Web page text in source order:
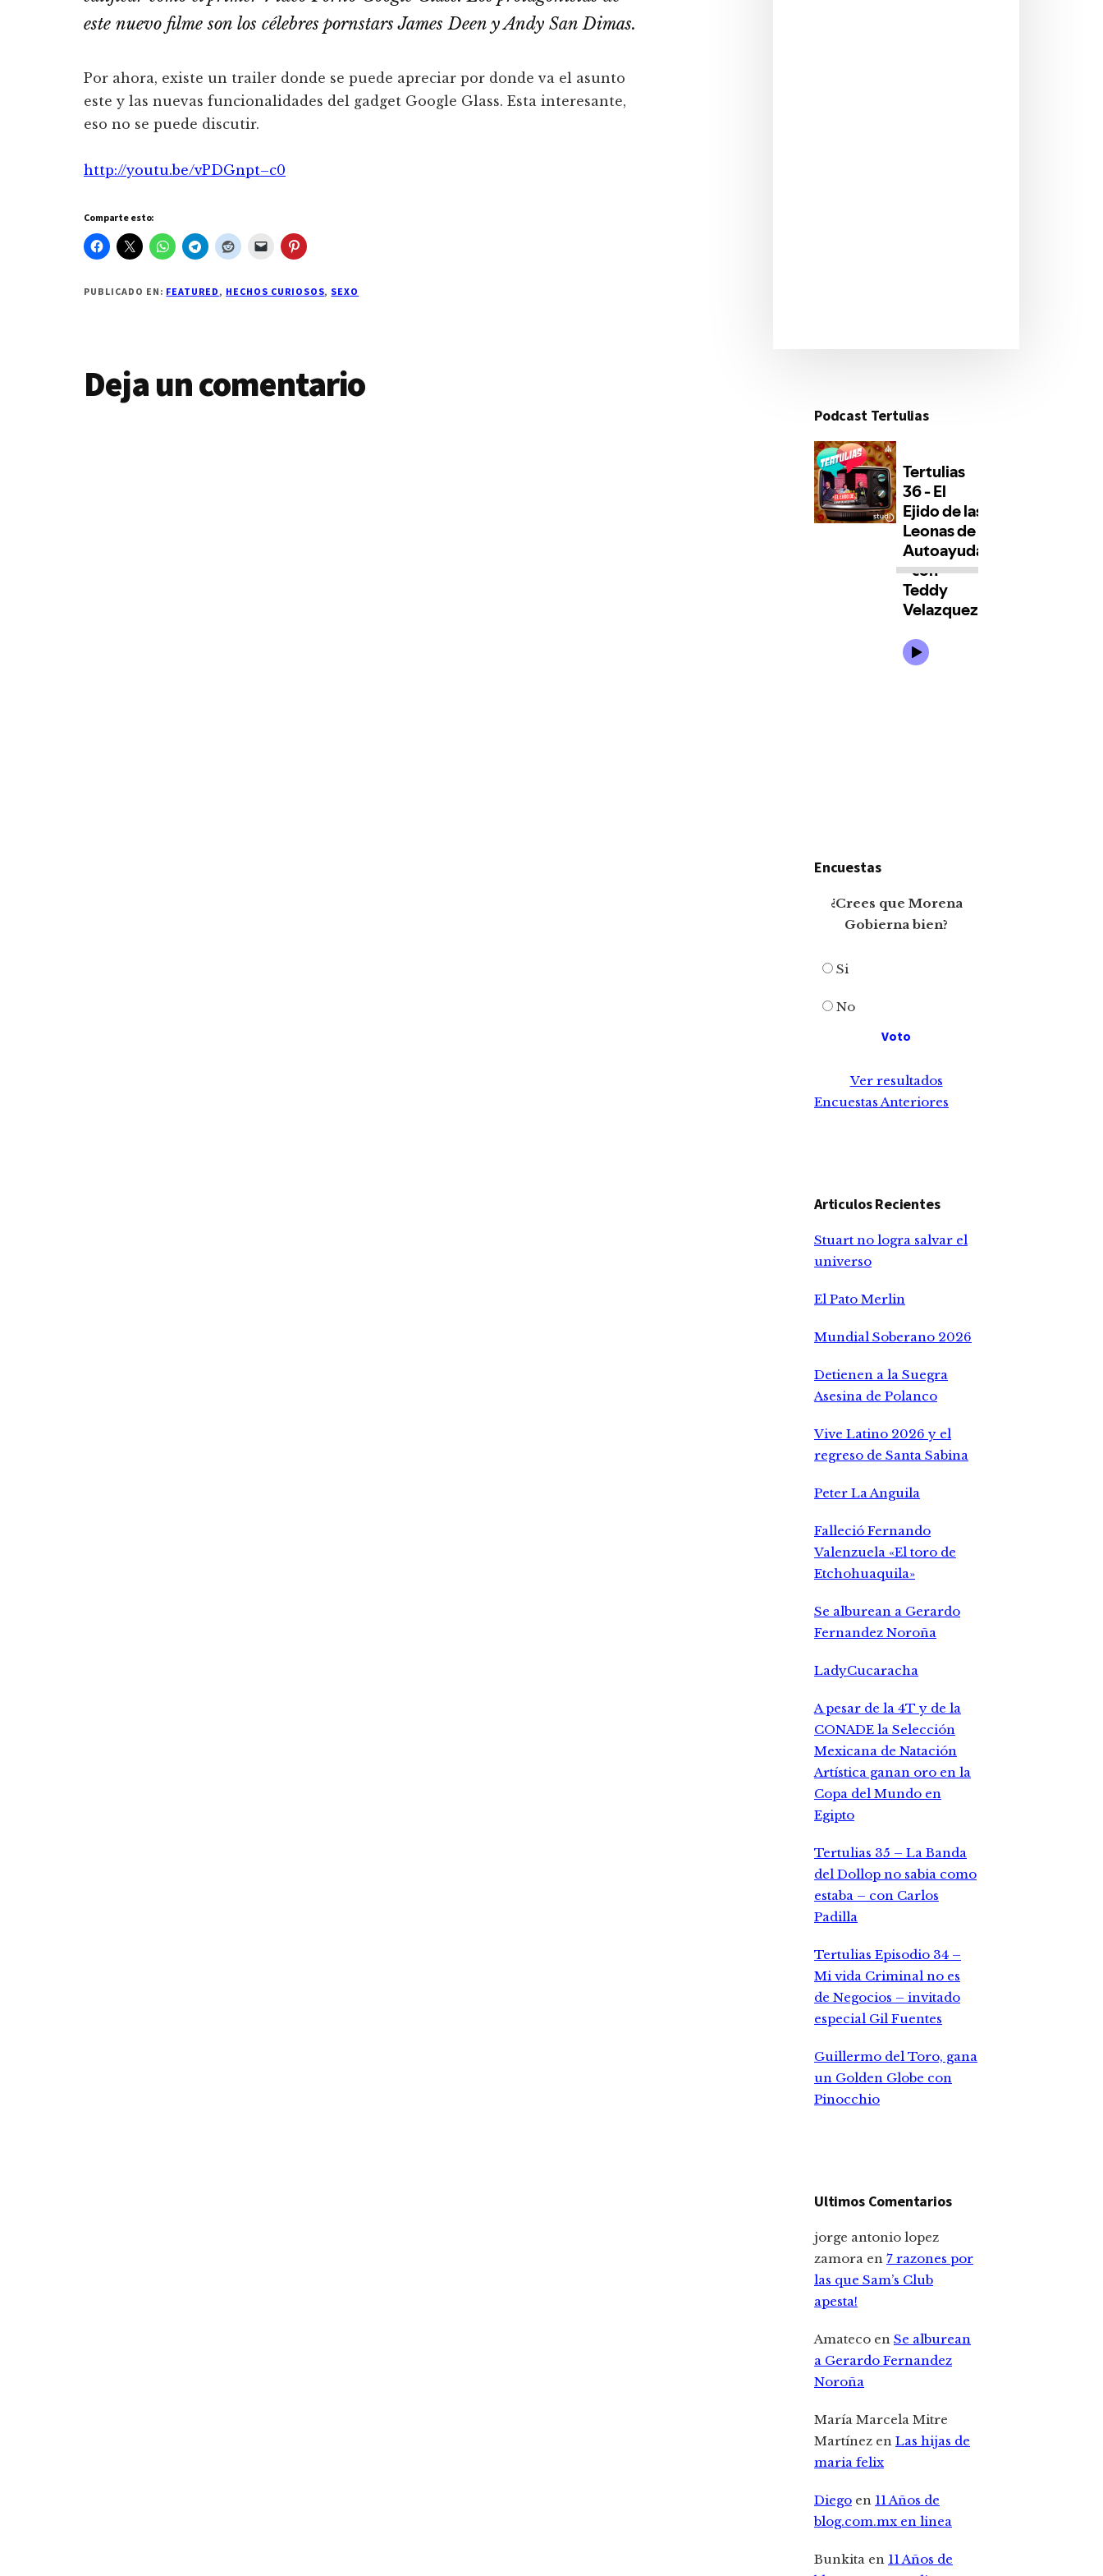
este nuevo filme son los célebres pornstars James Deen y Andy San Dimas.
Por ahora, existe un trailer donde se puede apreciar por donde va el asunto
este y las nuevas funcionalidades del gadget Google Glass. Esta interesante,
eso no se puede discutir.
http://youtu.be/vPDGnpt–c0
Comparte esto:
PUBLICADO EN: FEATURED, HECHOS CURIOSOS, SEXO
Interacciones
Deja un comentario
Podcast Tertulias
Encuestas
¿Crees que Morena
Gobierna bien?
Si
No
Ver resultados
Encuestas Anteriores
Articulos Recientes
Stuart no logra salvar el
universo
El Pato Merlin
Mundial Soberano 2026
Detienen a la Suegra
Asesina de Polanco
Vive Latino 2026 y el
regreso de Santa Sabina
Peter La Anguila
Falleció Fernando
Valenzuela «El toro de
Etchohuaquila»
Se alburean a Gerardo
Fernandez Noroña
LadyCucaracha
A pesar de la 4T y de la
CONADE la Selección
Mexicana de Natación
Artística ganan oro en la
Copa del Mundo en
Egipto
Tertulias 35 – La Banda
del Dollop no sabia como
estaba – con Carlos
Padilla
Tertulias Episodio 34 –
Mi vida Criminal no es
de Negocios – invitado
especial Gil Fuentes
Guillermo del Toro, gana
un Golden Globe con
Pinocchio
Ultimos Comentarios
jorge antonio lopez
zamora en 7 razones por
las que Sam’s Club
apesta!
Amateco en Se alburean
a Gerardo Fernandez
Noroña
María Marcela Mitre
Martínez en Las hijas de
maria felix
Diego en 11 Años de
blog.com.mx en linea
Bunkita en 11 Años de